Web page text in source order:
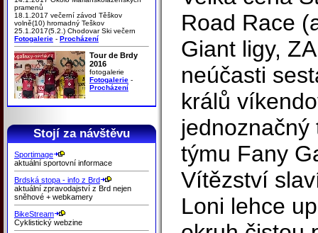
pramenů
18.1.2017 večerní závod Těškov
volně(10) hromadný Teškov
25.1.2017(5.2.) Chodovar Ski večern
Fotogalerie - Procházení
Tour de Brdy
2016
fotogalerie
Fotogalerie -
Procházení
Stojí za návštěvu
Sportimage
aktuální sportovní informace
Brdská stopa - info z Brd
aktuální zpravodajství z Brd nejen
sněhové + webkamery
BikeStream
Cyklistický webzine
Road Race
Giant ligy,
neúčasti
králů
týmu Fany
Vítězství
Loni lehce